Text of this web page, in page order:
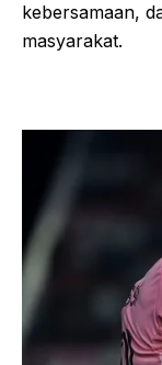
kebersamaan,
masyarakat.